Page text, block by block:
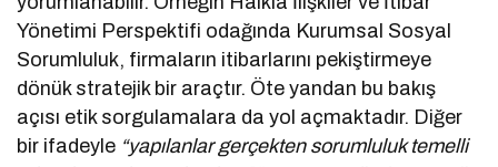
Yönetimi Perspektifi odağında Kurumsal Sosyal
Sorumluluk, firmaların itibarlarını pekiştirmeye
dönük stratejik bir araçtır. Öte yandan bu bakış
açısı etik sorgulamalara da yol açmaktadır. Diğer
bir ifadeyle “yapılanlar gerçekten sorumluluk temelli